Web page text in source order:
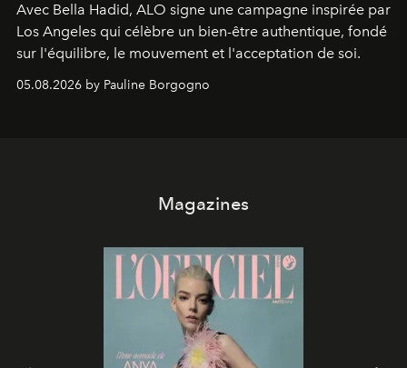
Avec Bella Hadid, ALO signe une campagne inspirée par
Los Angeles qui célèbre un bien-être authentique, fondé
sur l'équilibre, le mouvement et l'acceptation de soi.
05.08.2026 by Pauline Borgogno
Magazines